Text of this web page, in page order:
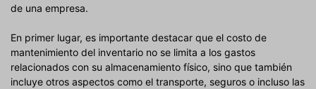
de una empresa.
En primer lugar, es importante destacar que el costo de
mantenimiento del inventario no se limita a los gastos
relacionados con su almacenamiento físico, sino que también
incluye otros aspectos como el transporte, seguros o incluso las